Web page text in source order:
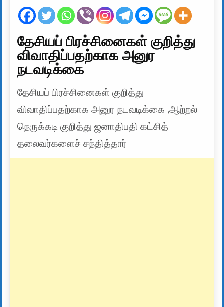
தேசியப் பிரச்சினைகள் குறித்து
விவாதிப்பதற்காக அனுர
நடவடிக்கை
தேசியப் பிரச்சினைகள் குறித்து
விவாதிப்பதற்காக அனுர நடவடிக்கை ,ஆற்றல்
நெருக்கடி குறித்து ஜனாதிபதி கட்சித்
தலைவர்களைச் சந்தித்தார்